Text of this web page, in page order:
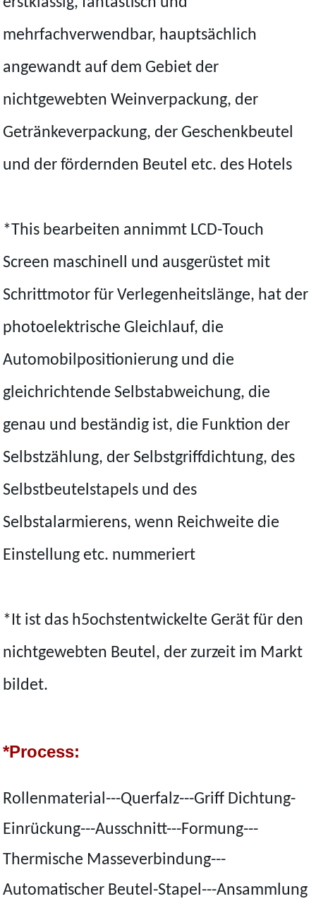
mehrfachverwendbar, hauptsächlich
angewandt auf dem Gebiet der
nichtgewebten Weinverpackung, der
Getränkeverpackung, der Geschenkbeutel
und der fördernden Beutel etc. des Hotels
*This bearbeiten annimmt LCD-Touch
Screen maschinell und ausgerüstet mit
Schrittmotor für Verlegenheitslänge, hat der
photoelektrische Gleichlauf, die
Automobilpositionierung und die
gleichrichtende Selbstabweichung, die
genau und beständig ist, die Funktion der
Selbstzählung, der Selbstgriffdichtung, des
Selbstbeutelstapels und des
Selbstalarmierens, wenn Reichweite die
Einstellung etc. nummeriert
*It ist das h5ochstentwickelte Gerät für den
nichtgewebten Beutel, der zurzeit im Markt
bildet.
*Process:
Rollenmaterial---Querfalz---Griff Dichtung-
Einrückung---Ausschnitt---Formung---
Thermische Masseverbindung---
Automatischer Beutel-Stapel---Ansammlung